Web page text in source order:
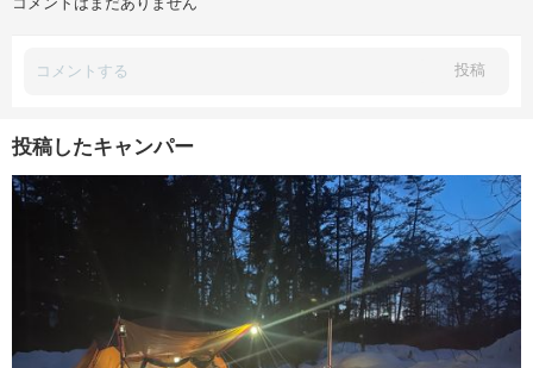
投稿
投稿したキャンパー